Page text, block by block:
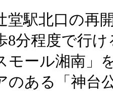
堂駅北口の再
8分程度で行け
モール湘南」
のある「神台